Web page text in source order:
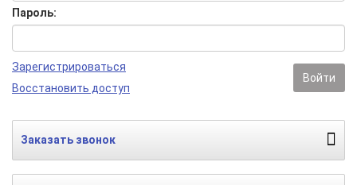
Пароль:
Зарегистрироваться
Восстановить доступ
Войти
Заказать звонок